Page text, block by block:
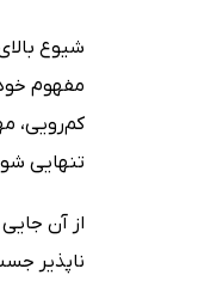
شیوع
مفهوم
کم‌رویی،
تنهایی
از آن
ناپذیر